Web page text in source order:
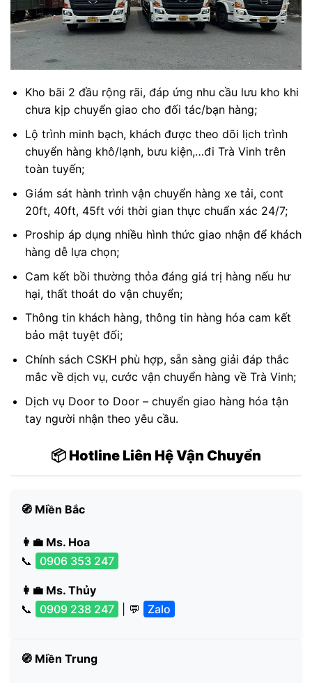
Kho bãi 2 đầu rộng rãi, đáp ứng nhu cầu lưu kho khi
chưa kịp chuyển giao cho đối tác/bạn hàng;
Lộ trình minh bạch, khách được theo dõi lịch trình
chuyển hàng khô/lạnh, bưu kiện,…đi Trà Vinh trên
toàn tuyến;
Giám sát hành trình vận chuyển hàng xe tải, cont
20ft, 40ft, 45ft với thời gian thực chuẩn xác 24/7;
Proship áp dụng nhiều hình thức giao nhận để khách
hàng dễ lựa chọn;
Cam kết bồi thường thỏa đáng giá trị hàng nếu hư
hại, thất thoát do vận chuyển;
Thông tin khách hàng, thông tin hàng hóa cam kết
bảo mật tuyệt đối;
Chính sách CSKH phù hợp, sẵn sàng giải đáp thắc
mắc về dịch vụ, cước vận chuyển hàng về Trà Vinh;
Dịch vụ Door to Door – chuyển giao hàng hóa tận
tay người nhận theo yêu cầu.
📦 Hotline Liên Hệ Vận Chuyển
🧭 Miền Bắc
👩‍💼 Ms. Hoa
📞
0906 353 247
👩‍💼 Ms. Thủy
📞
0909 238 247 | 💬 Zalo
🧭 Miền Trung